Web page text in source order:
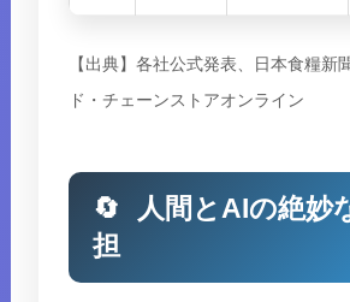
【出典】各社公式発表、日本食糧新
ド・チェーンストアオンライン
🔄
人間とAIの絶妙
担